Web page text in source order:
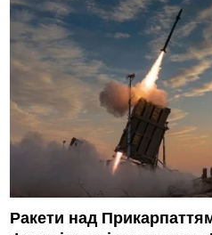
Ракети над